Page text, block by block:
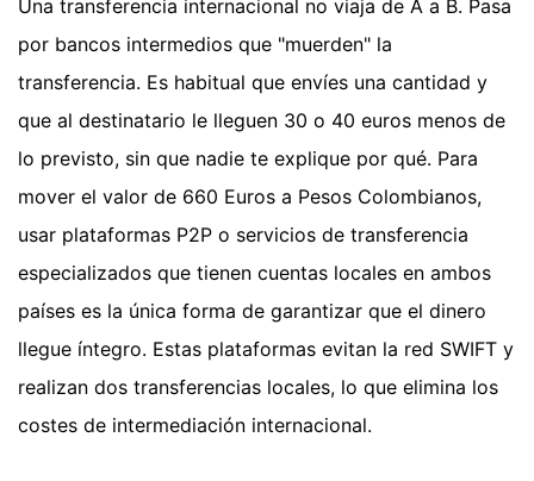
Una transferencia internacional no viaja de A a B. Pasa
por bancos intermedios que "muerden" la
transferencia. Es habitual que envíes una cantidad y
que al destinatario le lleguen 30 o 40 euros menos de
lo previsto, sin que nadie te explique por qué. Para
mover el valor de 660 Euros a Pesos Colombianos,
usar plataformas P2P o servicios de transferencia
especializados que tienen cuentas locales en ambos
países es la única forma de garantizar que el dinero
llegue íntegro. Estas plataformas evitan la red SWIFT y
realizan dos transferencias locales, lo que elimina los
costes de intermediación internacional.